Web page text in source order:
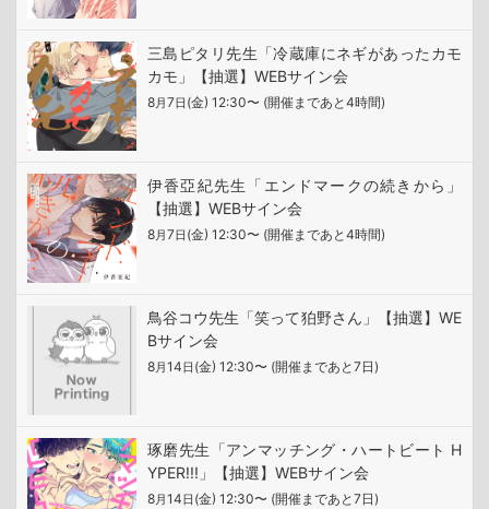
三島ピタリ先生「冷蔵庫にネギがあったカモ
カモ」【抽選】WEBサイン会
8月 7 日 (金) 12:30〜 (開催まであと4時間)
伊香亞紀先生「エンドマークの続きから」
【抽選】WEBサイン会
8月 7 日 (金) 12:30〜 (開催まであと4時間)
鳥谷コウ先生「笑って狛野さん」【抽選】WE
Bサイン会
8月 14 日 (金) 12:30〜 (開催まであと7日)
琢磨先生「アンマッチング・ハートビート H
YPER!!!」【抽選】WEBサイン会
8月 14 日 (金) 12:30〜 (開催まであと7日)